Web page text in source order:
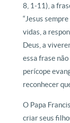
8, 1-11), a
“Jesus
vidas, a
Deus, a
essa frase
perícope
reconhecer
O Papa
criar seus